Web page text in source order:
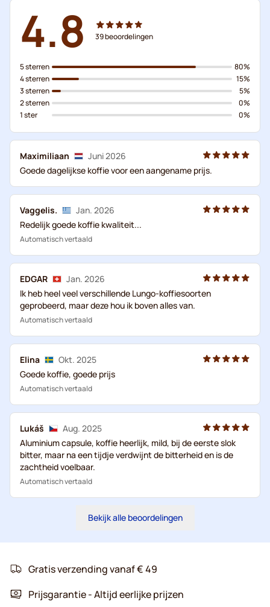
4.8 39beoordelingen
5 sterren
4 sterren
3 sterren
2 sterren
1 ster
80%
15%
5%
0%
0%
Maximiliaan
Juni 2026
Goede dagelijkse koffie voor een aangename prijs.
Vaggelis.
Jan. 2026
Redelijk goede koffie kwaliteit...
Automatisch vertaald
EDGAR
Jan. 2026
Ik heb heel veel verschillende Lungo-koffiesoorten
geprobeerd, maar deze hou ik boven alles van.
Automatisch vertaald
Elina
Okt. 2025
Goede koffie, goede prijs
Automatisch vertaald
Lukáš
Aug. 2025
Aluminium capsule, koffie heerlijk, mild, bij de eerste slok
bitter, maar na een tijdje verdwijnt de bitterheid en is de
zachtheid voelbaar.
Automatisch vertaald
Bekijk alle beoordelingen
Gratis verzending vanaf € 49
Prijsgarantie - Altijd eerlijke prijzen